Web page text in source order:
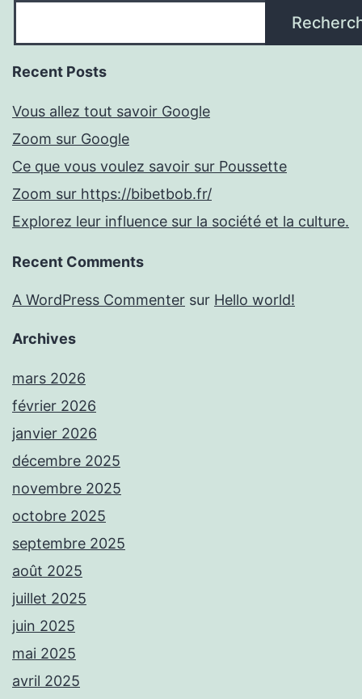
Recent Posts
Vous allez tout savoir Google
Zoom sur Google
Ce que vous voulez savoir sur Poussette
Zoom sur https://bibetbob.fr/
Explorez leur influence sur la société et la culture.
Recent Comments
A WordPress Commenter sur Hello world!
Archives
mars 2026
février 2026
janvier 2026
décembre 2025
novembre 2025
octobre 2025
septembre 2025
août 2025
juillet 2025
juin 2025
mai 2025
avril 2025